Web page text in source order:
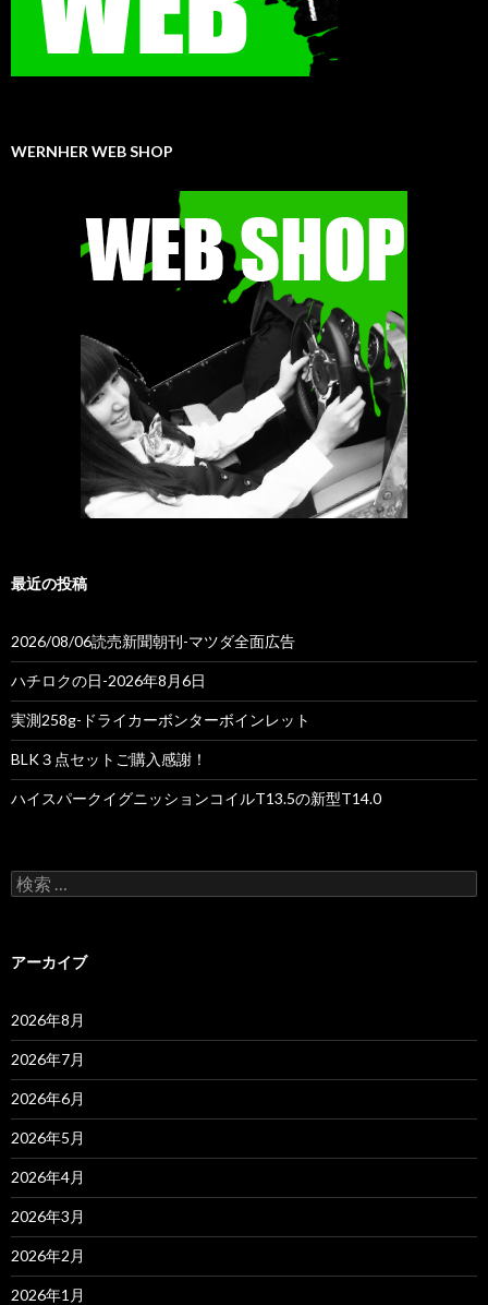
WERNHER WEB SHOP
最近の投稿
2026/08/06読売新聞朝刊-マツダ全面広告
ハチロクの日-2026年8月6日
実測258g-ドライカーボンターボインレット
BLK３点セットご購入感謝！
ハイスパークイグニッションコイルT13.5の新型T14.0
検
索
アーカイブ
2026年8月
2026年7月
2026年6月
2026年5月
2026年4月
2026年3月
2026年2月
2026年1月